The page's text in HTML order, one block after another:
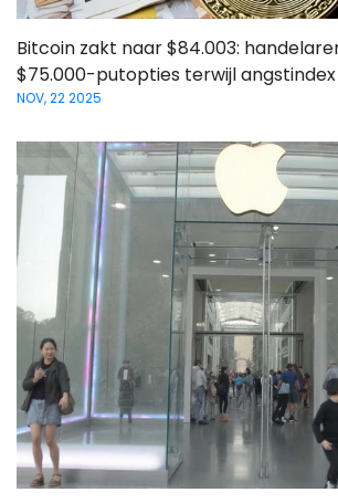
Bitcoin zakt naar $84.003:
$75.000-putopties terwijl
NOV, 22 2025